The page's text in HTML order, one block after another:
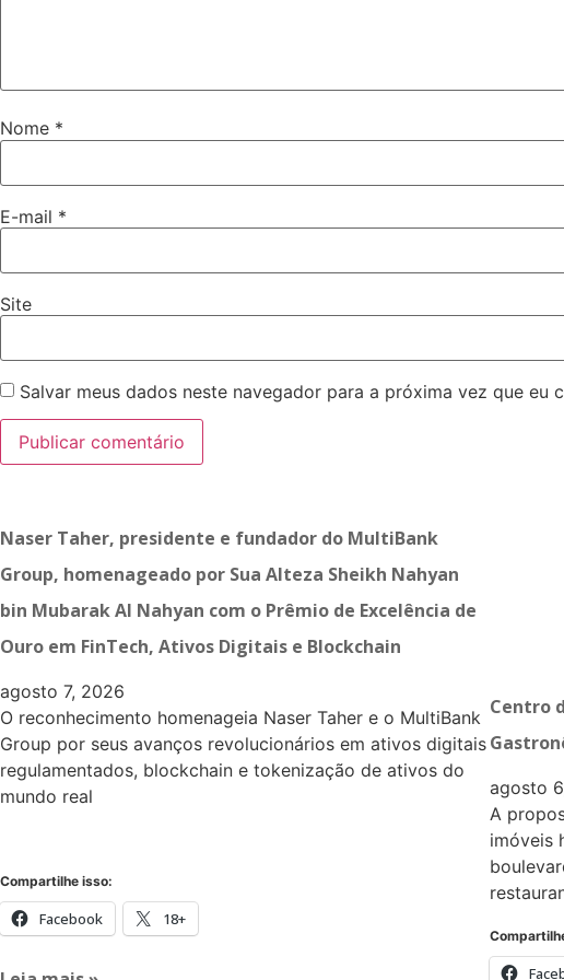
Nome *
E-mail *
Site
Salvar meus dados neste navegador para a próxima vez que eu
Naser Taher, presidente e fundador do MultiBank
Group, homenageado por Sua Alteza Sheikh Nahyan
bin Mubarak Al Nahyan com o Prêmio de Excelência de
Ouro em FinTech, Ativos Digitais e Blockchain
agosto 7, 2026
O reconhecimento homenageia Naser Taher e o MultiBank
Group por seus avanços revolucionários em ativos digitais
regulamentados, blockchain e tokenização de ativos do
mundo real
Compartilhe isso:
Facebook 18+
Centro
agosto
A
imóveis